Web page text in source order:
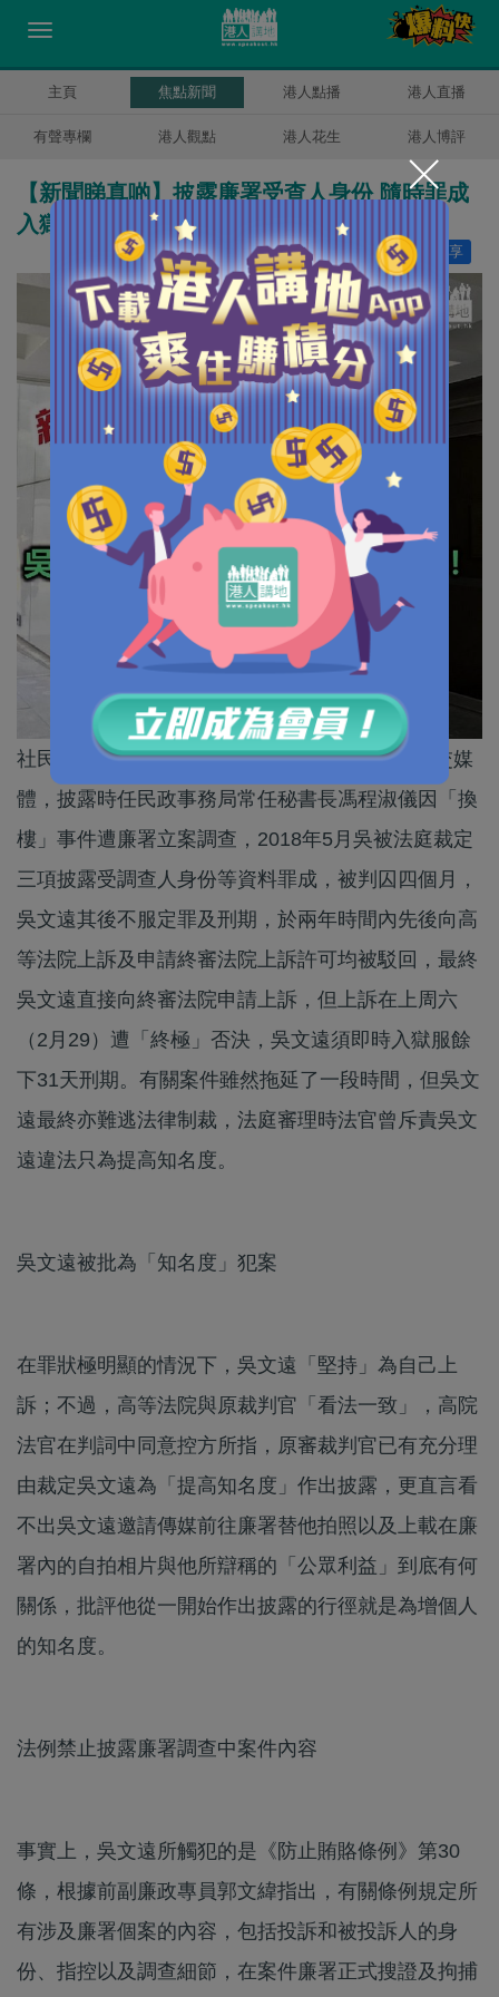
主頁 焦點新聞 港人點播 港人直播
有聲專欄 港人觀點 港人花生 港人博評
【新聞睇真啲】披露廉署受查人身份 隨時罪成
入獄
分享
讚好 1,420
社民連前主席吳文遠在2016年4月透過傳媒及社交媒
體，披露時任民政事務局常任秘書長馮程淑儀因「換
樓」事件遭廉署立案調查，2018年5月吳被法庭裁定
三項披露受調查人身份等資料罪成，被判囚四個月，
吳文遠其後不服定罪及刑期，於兩年時間內先後向高
等法院上訴及申請終審法院上訴許可均被駁回，最終
吳文遠直接向終審法院申請上訴，但上訴在上周六
（2月29）遭「終極」否決，吳文遠須即時入獄服餘
下31天刑期。有關案件雖然拖延了一段時間，但吳文
遠最終亦難逃法律制裁，法庭審理時法官曾斥責吳文
遠違法只為提高知名度。
吳文遠被批為「知名度」犯案
在罪狀極明顯的情況下，吳文遠「堅持」為自己上
訴；不過，高等法院與原裁判官「看法一致」，高院
法官在判詞中同意控方所指，原審裁判官已有充分理
由裁定吳文遠為「提高知名度」作出披露，更直言看
不出吳文遠邀請傳媒前往廉署替他拍照以及上載在廉
署內的自拍相片與他所辯稱的「公眾利益」到底有何
關係，批評他從一開始作出披露的行徑就是為增個人
的知名度。
法例禁止披露廉署調查中案件內容
事實上，吳文遠所觸犯的是《防止賄賂條例》第30
條，根據前副廉政專員郭文緯指出，有關條例規定所
有涉及廉署個案的內容，包括投訴和被投訴人的身
份、指控以及調查細節，在案件廉署正式搜證及拘捕